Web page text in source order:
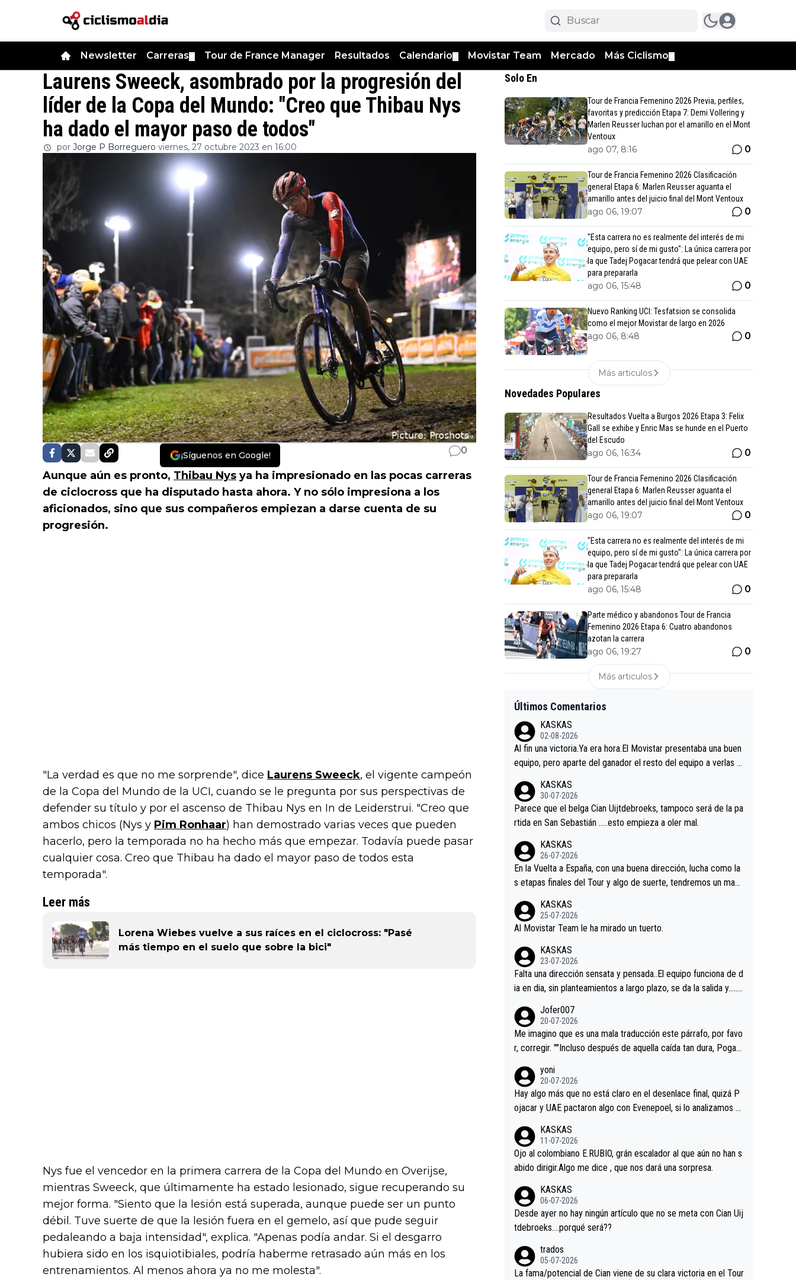
Newsletter Carreras Tour de France Manager Resultados Calendario Movistar Team Mercado Más Ciclismo
Laurens Sweeck, asombrado por la progresión del
líder de la Copa del Mundo: "Creo que Thibau Nys
ha dado el mayor paso de todos"
por Jorge P Borreguero viernes, 27 octubre 2023 en 16:00
¡Síguenos en Google! 0
Aunque aún es pronto, Thibau Nys ya ha impresionado en las pocas carreras
de ciclocross que ha disputado hasta ahora. Y no sólo impresiona a los
aficionados, sino que sus compañeros empiezan a darse cuenta de su
progresión.
"La verdad es que no me sorprende", dice Laurens Sweeck, el vigente campeón
de la Copa del Mundo de la UCI, cuando se le pregunta por sus perspectivas de
defender su título y por el ascenso de Thibau Nys en In de Leiderstrui. "Creo que
ambos chicos (Nys y Pim Ronhaar) han demostrado varias veces que pueden
hacerlo, pero la temporada no ha hecho más que empezar. Todavía puede pasar
cualquier cosa. Creo que Thibau ha dado el mayor paso de todos esta
temporada".
Leer más
Lorena Wiebes vuelve a sus raíces en el ciclocross: "Pasé
más tiempo en el suelo que sobre la bici"
Nys fue el vencedor en la primera carrera de la Copa del Mundo en Overijse,
mientras Sweeck, que últimamente ha estado lesionado, sigue recuperando su
mejor forma. "Siento que la lesión está superada, aunque puede ser un punto
débil. Tuve suerte de que la lesión fuera en el gemelo, así que pude seguir
pedaleando a baja intensidad", explica. "Apenas podía andar. Si el desgarro
hubiera sido en los isquiotibiales, podría haberme retrasado aún más en los
entrenamientos. Al menos ahora ya no me molesta".
Solo En
Tour de Francia Femenino 2026 Previa, perfiles,
favoritas y predicción Etapa 7: Demi Vollering y
Marlen Reusser luchan por el amarillo en el Mont
Ventoux
ago 07, 8:16 0
Tour de Francia Femenino 2026 Clasificación
general Etapa 6: Marlen Reusser aguanta el
amarillo antes del juicio final del Mont Ventoux
ago 06, 19:07 0
"Esta carrera no es realmente del interés de mi
equipo, pero sí de mi gusto": La única carrera por
la que Tadej Pogacar tendrá que pelear con UAE
para prepararla
ago 06, 15:48 0
Nuevo Ranking UCI: Tesfatsion se consolida
como el mejor Movistar de largo en 2026
ago 06, 8:48 0
Más articulos
Novedades Populares
Resultados Vuelta a Burgos 2026 Etapa 3: Felix
Gall se exhibe y Enric Mas se hunde en el Puerto
del Escudo
ago 06, 16:34 0
Tour de Francia Femenino 2026 Clasificación
general Etapa 6: Marlen Reusser aguanta el
amarillo antes del juicio final del Mont Ventoux
ago 06, 19:07 0
"Esta carrera no es realmente del interés de mi
equipo, pero sí de mi gusto": La única carrera por
la que Tadej Pogacar tendrá que pelear con UAE
para prepararla
ago 06, 15:48 0
Parte médico y abandonos Tour de Francia
Femenino 2026 Etapa 6: Cuatro abandonos
azotan la carrera
ago 06, 19:27 0
Más articulos
Últimos Comentarios
KASKAS
02-08-2026
Al fin una victoria.Ya era hora.El Movistar presentaba una buen
equipo, pero aparte del ganador el resto del equipo a verlas v
es.La única buena noticia es la mejoría de Enric Más en San S
ebastian.Si en la Vuelta a Burgos sigue la mejoría, podríamos t
ener alguna sorpresa en la Vuelta.Ojalá.
KASKAS
30-07-2026
Parece que el belga Cian Uijtdebroeks, tampoco será de la pa
rtida en San Sebastián …..esto empieza a oler mal.
KASKAS
26-07-2026
En la Vuelta a España, con una buena dirección, lucha como la
s etapas finales del Tour y algo de suerte, tendremos un magn
KASKAS
25-07-2026
Al Movistar Team le ha mirado un tuerto.
KASKAS
23-07-2026
Falta una dirección sensata y pensada..El equipo funciona de d
ia en dia, sin planteamientos a largo plazo, se da la salida y…..v
a, Minguez, Velez etc etc.Me da pena vivir estos momentos t
an tristes sin victorias.
Jofer007
20-07-2026
Me imagino que es una mala traducción este párrafo, por favo
r, corregir. ""Incluso después de aquella caída tan dura, Pogac
rd permaneció pegado a su rueda. Parecía increíble la forma
en la que era capaz de controlar el miedo", recordó."
yoni
20-07-2026
Hay algo más que no está claro en el desenlace final, quizá P
ojacar y UAE pactaron algo con Evenepoel, si lo analizamos P
casi sin pedalear, luego está el saludo con Evenepoel dándose
la mano de una manera muy fraternal, más allá de los típicos t
oques en el hombro con que saludaba a Vingegard. Ahí hubo u
o aprieta, a ver si por querer poner a Del Toro con calzador e
n posición de podio UAE y Pojacar se van complicar el tour.
KASKAS
11-07-2026
Ojo al colombiano E.RUBIO, grán escalador al que aún no han s
abido dirigir.Algo me dice , que nos dará una sorpresa.
KASKAS
06-07-2026
Desde ayer no hay ningún artículo que no se meta con Cian Uij
tdebroeks….porqué será??
trados
05-07-2026
La fama/potencial de Cian viene de su clara victoria en el Tour